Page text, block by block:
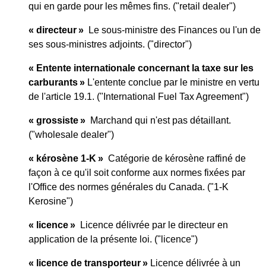
qui en garde pour les mêmes fins. ("retail dealer")
« directeur » Le sous-ministre des Finances ou l'un de
ses sous-ministres adjoints. ("director")
« Entente internationale concernant la taxe sur les
carburants » L'entente conclue par le ministre en vertu
de l'article 19.1. ("International Fuel Tax Agreement")
« grossiste » Marchand qui n'est pas détaillant.
("wholesale dealer")
« kérosène 1-K » Catégorie de kérosène raffiné de
façon à ce qu'il soit conforme aux normes fixées par
l'Office des normes générales du Canada. ("1-K
Kerosine")
« licence » Licence délivrée par le directeur en
application de la présente loi. ("licence")
« licence de transporteur » Licence délivrée à un